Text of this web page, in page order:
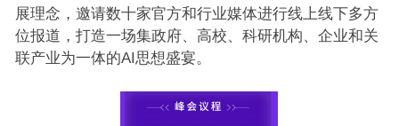
展理念，邀请数十家官方和行业媒体进行线上线下多方
位报道，打造一场集政府、高校、科研机构、企业和关
联产业为一体的AI思想盛宴。